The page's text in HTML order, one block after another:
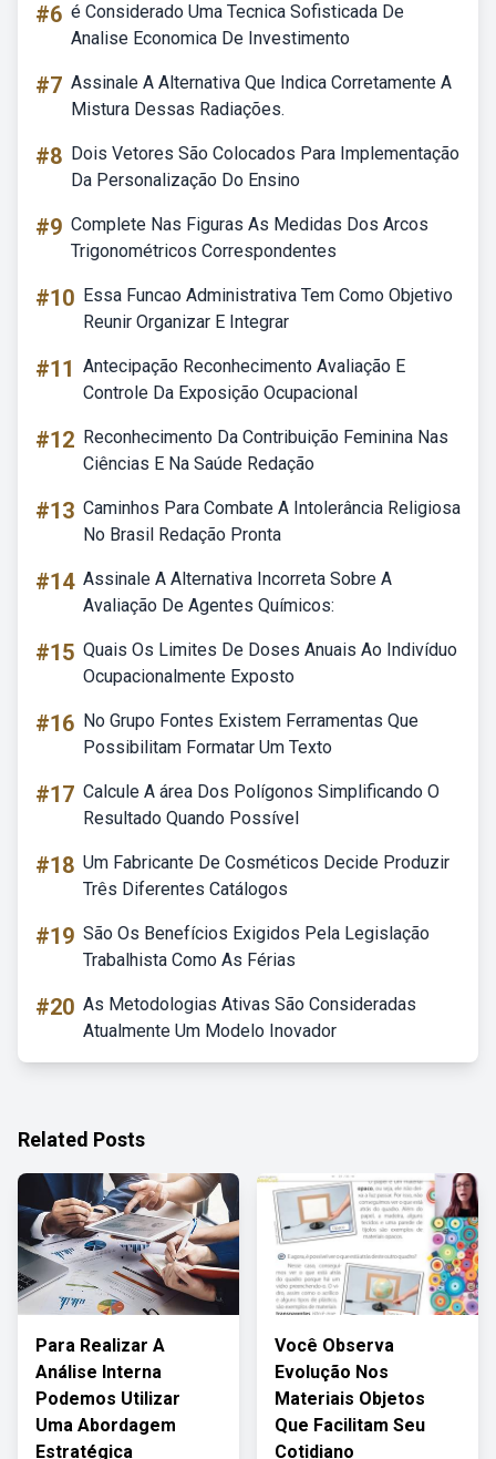
#6 é Considerado Uma Tecnica Sofisticada De
Analise Economica De Investimento
#7 Assinale A Alternativa Que Indica Corretamente A
Mistura Dessas Radiações.
#8 Dois Vetores São Colocados Para Implementação
Da Personalização Do Ensino
#9 Complete Nas Figuras As Medidas Dos Arcos
Trigonométricos Correspondentes
#10 Essa Funcao Administrativa Tem Como Objetivo
Reunir Organizar E Integrar
#11 Antecipação Reconhecimento Avaliação E
Controle Da Exposição Ocupacional
#12 Reconhecimento Da Contribuição Feminina Nas
Ciências E Na Saúde Redação
#13 Caminhos Para Combate A Intolerância Religiosa
No Brasil Redação Pronta
#14 Assinale A Alternativa Incorreta Sobre A
Avaliação De Agentes Químicos:
#15 Quais Os Limites De Doses Anuais Ao Indivíduo
Ocupacionalmente Exposto
#16 No Grupo Fontes Existem Ferramentas Que
Possibilitam Formatar Um Texto
#17 Calcule A área Dos Polígonos Simplificando O
Resultado Quando Possível
#18 Um Fabricante De Cosméticos Decide Produzir
Três Diferentes Catálogos
#19 São Os Benefícios Exigidos Pela Legislação
Trabalhista Como As Férias
#20 As Metodologias Ativas São Consideradas
Atualmente Um Modelo Inovador
Related Posts
Para Realizar A
Análise Interna
Podemos Utilizar
Uma Abordagem
Estratégica
Você Observa
Evolução Nos
Materiais Objetos
Que Facilitam Seu
Cotidiano